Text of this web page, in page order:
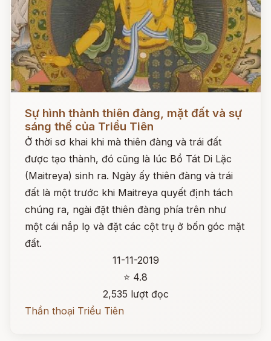
Sự hình thành thiên đàng, mặt đất và sự
sáng thế của Triều Tiên
Ở thời sơ khai khi mà thiên đàng và trái đất
được tạo thành, đó cũng là lúc Bồ Tát Di Lặc
(Maitreya) sinh ra. Ngày ấy thiên đàng và trái
đất là một trước khi Maitreya quyết định tách
chúng ra, ngài đặt thiên đàng phía trên như
một cái nắp lọ và đặt các cột trụ ở bốn góc mặt
đất.
11-11-2019
⭐ 4.8
2,535 lượt đọc
Thần thoại Triều Tiên